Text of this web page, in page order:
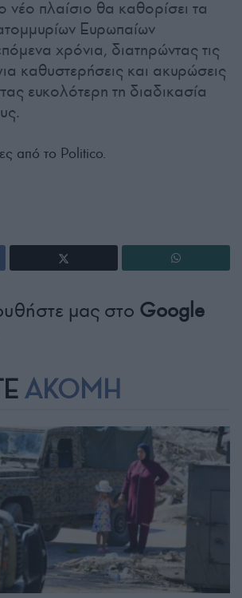
νέο πλαίσιο θα καθορίσει τα
Ευρωπαίων
χρόνια, διατηρώντας τις
καθυστερήσεις και ακυρώσεις
ευκολότερη τη διαδικασία
από το Politico.
μας στο Google
ΑΚΟΜΗ